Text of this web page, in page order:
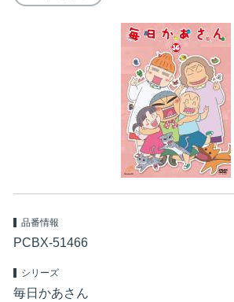
品番情報
PCBX-51466
シリーズ
毎日かあさん